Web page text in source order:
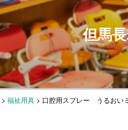
但馬
> 福祉用具 > 口腔用スプレー うるおい